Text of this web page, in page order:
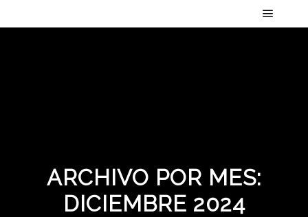
Menú
ARCHIVO POR MES:
DICIEMBRE 2024